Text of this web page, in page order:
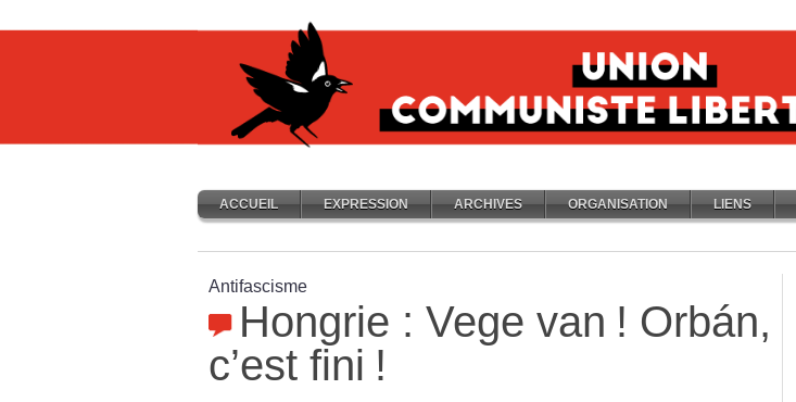
ACCUEIL EXPRESSION ARCHIVES ORGANISATION LIENS
Antifascisme
Hongrie : Vege van ! Orbán,
c’est fini !